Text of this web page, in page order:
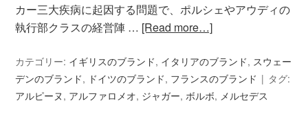
カー三大疾病に起因する問題で、ポルシェやアウディの
執行部クラスの経営陣 … [Read more…]
カテゴリー: イギリスのブランド, イタリアのブランド, スウェー
デンのブランド, ドイツのブランド, フランスのブランド
タグ:
アルピーヌ , アルファロメオ, ジャガー,ボルボ, メルセデス